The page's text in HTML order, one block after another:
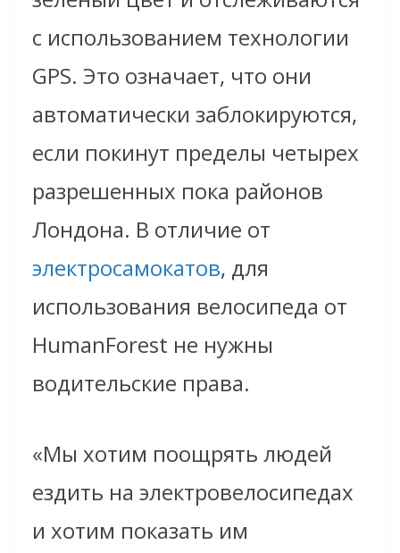
с использованием технологии
GPS. Это означает, что они
автоматически заблокируются,
если покинут пределы четырех
разрешенных пока районов
Лондона. В отличие от
электросамокатов, для
использования велосипеда от
HumanForest не нужны
водительские права.
«Мы хотим поощрять людей
ездить на электровелосипедах
и хотим показать им